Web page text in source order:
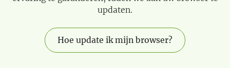
updaten.
Hoe update ik mijn browser?